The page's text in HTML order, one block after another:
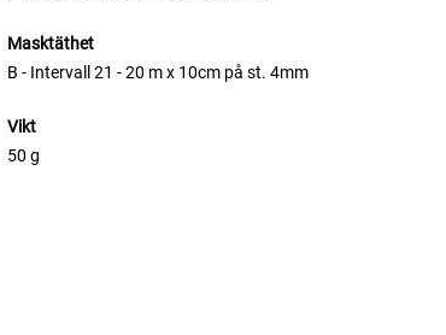
Masktäthet
B - Intervall 21 - 20 m x 10cm på st. 4mm
Vikt
50 g